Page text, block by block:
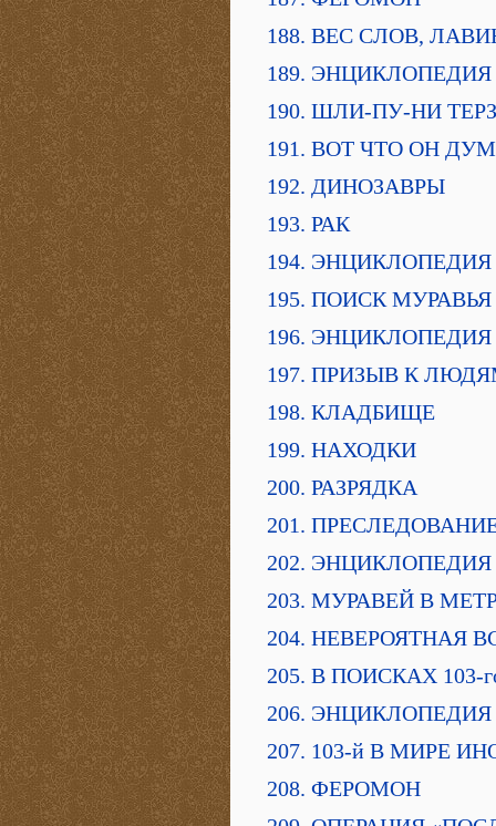
188. ВЕС СЛОВ,
189. ЭНЦИКЛОПЕДИЯ
190. ШЛИ-ПУ-НИ
191. ВОТ ЧТО ОН
192. ДИНОЗАВРЫ
193. РАК
194. ЭНЦИКЛОПЕДИЯ
195. ПОИСК
196. ЭНЦИКЛОПЕДИЯ
197. ПРИЗЫВ К
198. КЛАДБИЩЕ
199. НАХОДКИ
200. РАЗРЯДКА
201.
202. ЭНЦИКЛОПЕДИЯ
203. МУРАВЕЙ В
204. НЕВЕРОЯТНАЯ
205. В ПОИСКАХ 103-
206. ЭНЦИКЛОПЕДИЯ
207. 103-й В МИРЕ
208. ФЕРОМОН